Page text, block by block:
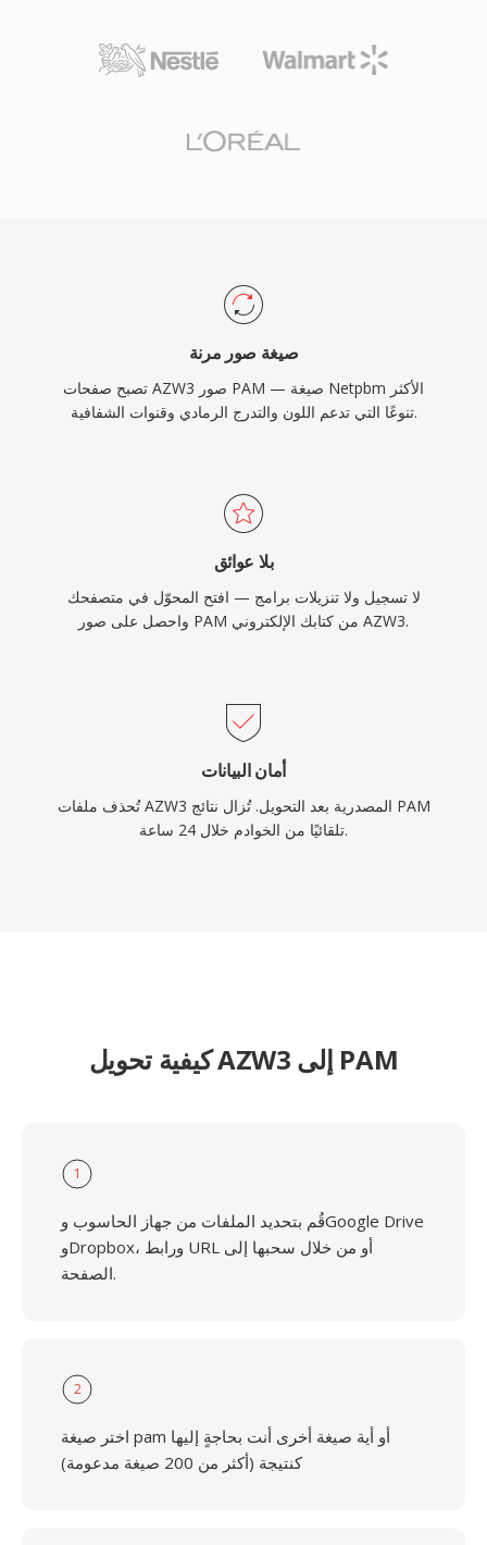
صيغة صور مرنة
تصبح صفحات AZW3 صور PAM — صيغة Netpbm الأكثر
تنوعًا التي تدعم اللون والتدرج الرمادي وقنوات الشفافية.
بلا عوائق
لا تسجيل ولا تنزيلات برامج — افتح المحوّل في متصفحك
واحصل على صور PAM من كتابك الإلكتروني AZW3.
أمان البيانات
تُحذف ملفات AZW3 المصدرية بعد التحويل. تُزال نتائج PAM
تلقائيًا من الخوادم خلال 24 ساعة.
كيفية تحويل AZW3 إلى PAM
1
قُم بتحديد الملفات من جهاز الحاسوب وGoogle Drive
وDropbox، ورابط URL أو من خلال سحبها إلى
الصفحة.
2
اختر صيغة pam أو أية صيغة أخرى أنت بحاجةٍ إليها
كنتيجة (أكثر من 200 صيغة مدعومة)